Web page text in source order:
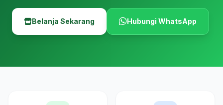
Belanja Sekarang Hubungi WhatsApp